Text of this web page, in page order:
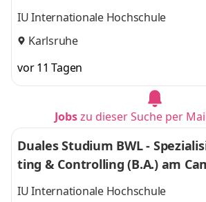
uell
IU Internationale Hochschule
Karlsruhe
vor 11 Tagen
Jobszu dieser Suche per
Duales Studium BWL -
ting & Controlling (B.A.) am
uell
IU Internationale Hochschule